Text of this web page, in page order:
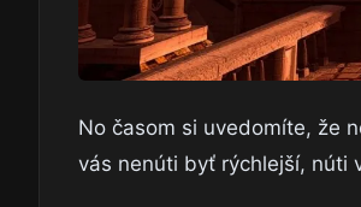
No časom si uvedomíte, že
vás nenúti byť rýchlejší, núti